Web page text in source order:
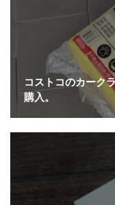
コストコのカーク
購入。